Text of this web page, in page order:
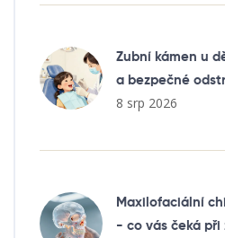
Zubní kámen u
a bezpečné
8 srp 2026
Maxilofaciální
- co vás čeká při